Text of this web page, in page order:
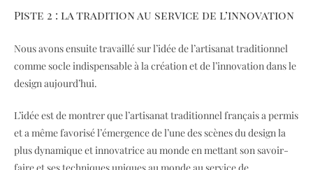
Piste 2 : la tradition au service de l’innovation
Nous avons ensuite travaillé sur l’idée de l’artisanat traditionnel
comme socle indispensable à la création et de l’innovation dans le
design aujourd’hui.
L’idée est de montrer que l’artisanat traditionnel français a permis
et a même favorisé l’émergence de l’une des scènes du design la
plus dynamique et innovatrice au monde en mettant son savoir-